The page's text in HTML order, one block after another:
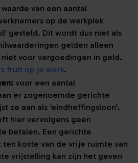
van een aantal
op de werkplek
gesteld. Dit wordt dus niet als
gelden alleen
voor vergoedingen in geld.
fruit op je werk.
voor een aantal
er zogenoemde gerichte
ze aan als ‘eindheffingsloon’.
hier vervolgens geen
betalen. Een gerichte
koste van de vrije ruimte van
vrijstelling kan zijn het geven